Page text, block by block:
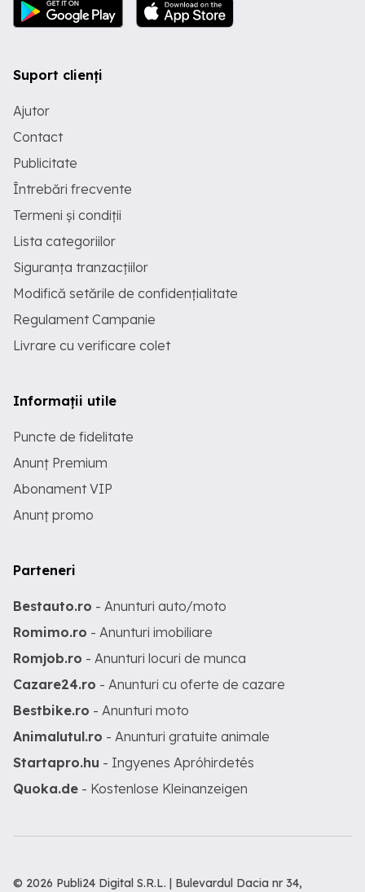
Suport clienți
Ajutor
Contact
Publicitate
Întrebări frecvente
Termeni și condiții
Lista categoriilor
Siguranța tranzacțiilor
Modifică setările de confidențialitate
Regulament Campanie
Livrare cu verificare colet
Informații utile
Puncte de fidelitate
Anunț Premium
Abonament VIP
Anunț promo
Parteneri
Bestauto.ro - Anunturi auto/moto
Romimo.ro - Anunturi imobiliare
Romjob.ro - Anunturi locuri de munca
Cazare24.ro - Anunturi cu oferte de cazare
Bestbike.ro - Anunturi moto
Animalutul.ro - Anunturi gratuite animale
Startapro.hu - Ingyenes Apróhirdetés
Quoka.de - Kostenlose Kleinanzeigen
© 2026 Publi24 Digital S.R.L. | Bulevardul Dacia nr 34,